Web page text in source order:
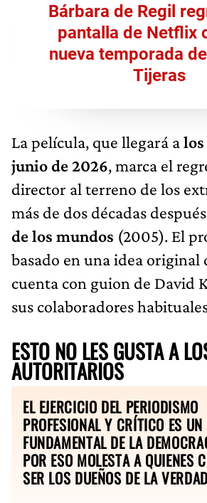
Bárbara de Regil
pantalla de Netflix
nueva temporada
Tijeras
La película, que llegará alos
junio de 2026, marca el
director al terreno de los
más de dos décadas
de los mundos (2005). El
basado en una idea original
cuenta con guion de David
sus colaboradores
ESTO NO LES GUSTA A
AUTORITARIOS
EL EJERCICIO DEL PERIODISMO
PROFESIONAL Y CRÍTICO ES
FUNDAMENTAL DE LA
POR ESO MOLESTA A QUIENES
SER LOS DUEÑOS DE LA